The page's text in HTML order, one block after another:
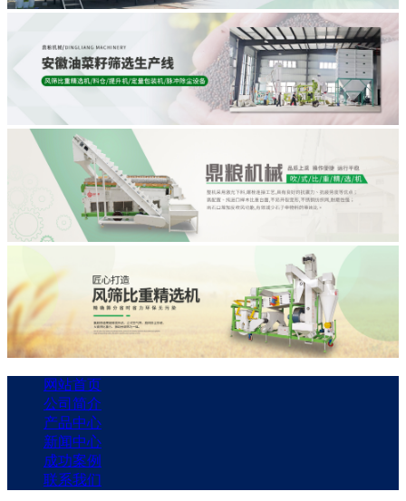
网站首页
公司简介
产品中心
新闻中心
成功案例
联系我们